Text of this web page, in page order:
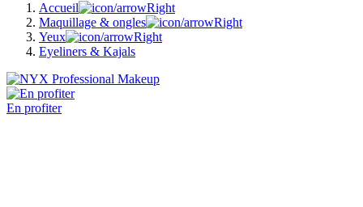
Accueil
Maquillage & ongles
Yeux
Eyeliners & Kajals
En profiter